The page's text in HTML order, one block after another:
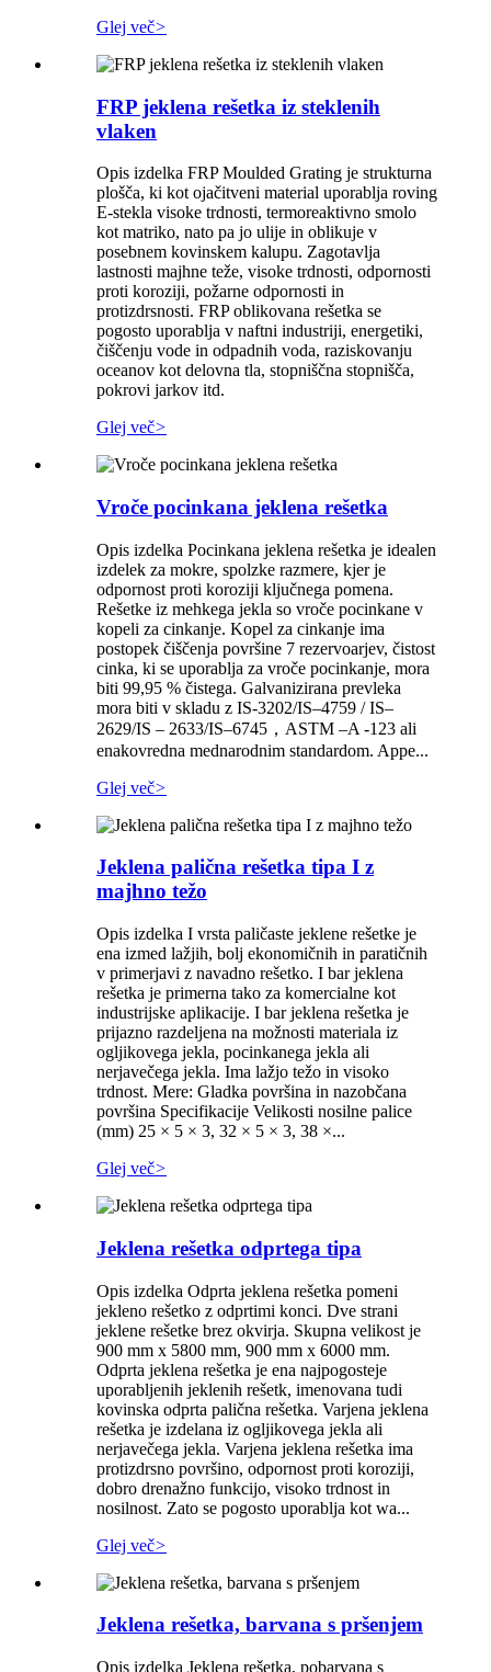
Glej več>
FRP jeklena rešetka iz steklenih
vlaken
Opis izdelka FRP Moulded Grating je strukturna
plošča, ki kot ojačitveni material uporablja roving
E-stekla visoke trdnosti, termoreaktivno smolo
kot matriko, nato pa jo ulije in oblikuje v
posebnem kovinskem kalupu. Zagotavlja
lastnosti majhne teže, visoke trdnosti, odpornosti
proti koroziji, požarne odpornosti in
protizdrsnosti. FRP oblikovana rešetka se
pogosto uporablja v naftni industriji, energetiki,
čiščenju vode in odpadnih voda, raziskovanju
oceanov kot delovna tla, stopniščna stopnišča,
pokrovi jarkov itd.
Glej več>
Vroče pocinkana jeklena rešetka
Opis izdelka Pocinkana jeklena rešetka je idealen
izdelek za mokre, spolzke razmere, kjer je
odpornost proti koroziji ključnega pomena.
Rešetke iz mehkega jekla so vroče pocinkane v
kopeli za cinkanje. Kopel za cinkanje ima
postopek čiščenja površine 7 rezervoarjev, čistost
cinka, ki se uporablja za vroče pocinkanje, mora
biti 99,95 % čistega. Galvanizirana prevleka
mora biti v skladu z IS-3202/IS–4759 / IS–
2629/IS – 2633/IS–6745，ASTM –A -123 ali
enakovredna mednarodnim standardom. Appe...
Glej več>
Jeklena palična rešetka tipa I z
majhno težo
Opis izdelka I vrsta paličaste jeklene rešetke je
ena izmed lažjih, bolj ekonomičnih in paratičnih
v primerjavi z navadno rešetko. I bar jeklena
rešetka je primerna tako za komercialne kot
industrijske aplikacije. I bar jeklena rešetka je
prijazno razdeljena na možnosti materiala iz
ogljikovega jekla, pocinkanega jekla ali
nerjavečega jekla. Ima lažjo težo in visoko
trdnost. Mere: Gladka površina in nazobčana
površina Specifikacije Velikosti nosilne palice
(mm) 25 × 5 × 3, 32 × 5 × 3, 38 ×...
Glej več>
Jeklena rešetka odprtega tipa
Opis izdelka Odprta jeklena rešetka pomeni
jekleno rešetko z odprtimi konci. Dve strani
jeklene rešetke brez okvirja. Skupna velikost je
900 mm x 5800 mm, 900 mm x 6000 mm.
Odprta jeklena rešetka je ena najpogosteje
uporabljenih jeklenih rešetk, imenovana tudi
kovinska odprta palična rešetka. Varjena jeklena
rešetka je izdelana iz ogljikovega jekla ali
nerjavečega jekla. Varjena jeklena rešetka ima
protizdrsno površino, odpornost proti koroziji,
dobro drenažno funkcijo, visoko trdnost in
nosilnost. Zato se pogosto uporablja kot wa...
Glej več>
Jeklena rešetka, barvana s pršenjem
Opis izdelka Jeklena rešetka, pobarvana s